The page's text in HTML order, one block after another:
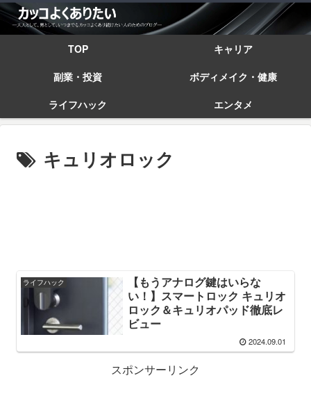
TOP
キャリア
副業・投資
ボディメイク・健康
ライフハック
エンタメ
キュリオロック
ライフハック
【もうアナログ鍵はいらな
い！】スマートロック キュリオ
ロック＆キュリオパッド徹底レ
ビュー
2024.09.01
スポンサーリンク